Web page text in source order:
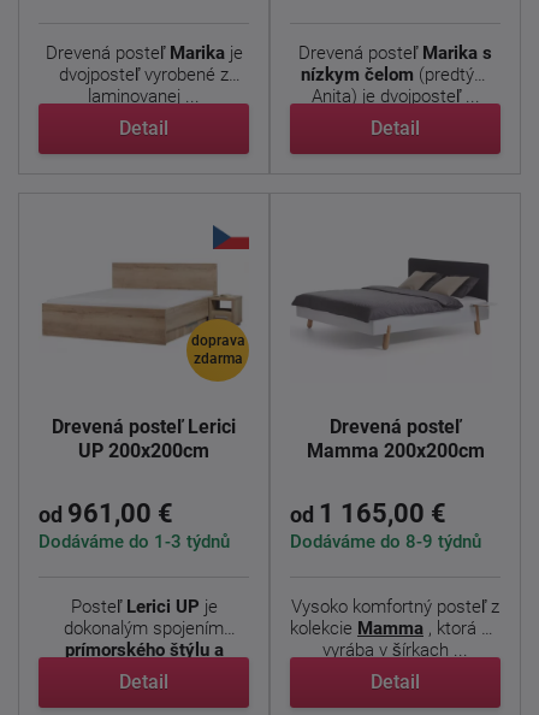
Drevená posteľ Marikaje
dvojposteľ vyrobené z
laminovanej ...
Detail
Drevená posteľ Marika s
nízkym čelom (predtým
Anita) je dvojposteľ ...
Detail
doprava
zdarma
Drevená posteľ Lerici
UP 200x200cm
od 961,00 €
Dodáváme do 1-3 týdnů
Posteľ Lerici UP je
dokonalým spojením
prímorského štýlu a
modernej ...
Detail
Drevená posteľ
Mamma 200x200cm
od 1 165,00 €
Dodáváme do 8-9 týdnů
Vysoko komfortný posteľ z
kolekcie Mamma , ktorá sa
vyrába v šírkach ...
Detail